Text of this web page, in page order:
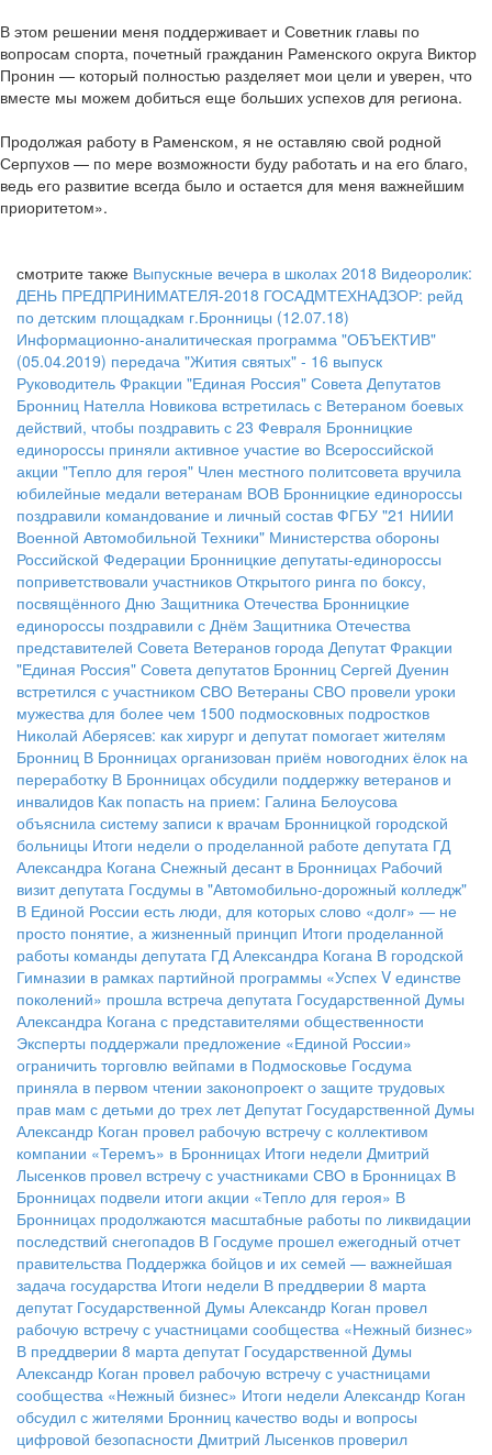
В этом решении меня поддерживает и Советник главы по
вопросам спорта, почетный гражданин Раменского округа Виктор
Пронин — который полностью разделяет мои цели и уверен, что
вместе мы можем добиться еще больших успехов для региона.
Продолжая работу в Раменском, я не оставляю свой родной
Серпухов — по мере возможности буду работать и на его благо,
ведь его развитие всегда было и остается для меня важнейшим
приоритетом».
смотрите также Выпускные вечера в школах 2018 Видеоролик:
ДЕНЬ ПРЕДПРИНИМАТЕЛЯ-2018 ГОСАДМТЕХНАДЗОР: рейд
по детским площадкам г.Бронницы (12.07.18)
Информационно-аналитическая программа "ОБЪЕКТИВ"
(05.04.2019) передача "Жития святых" - 16 выпуск
Руководитель Фракции "Единая Россия" Совета Депутатов
Бронниц Нателла Новикова встретилась с Ветераном боевых
действий, чтобы поздравить с 23 Февраля Бронницкие
единороссы приняли активное участие во Всероссийской
акции "Тепло для героя" Член местного политсовета вручила
юбилейные медали ветеранам ВОВ Бронницкие единороссы
поздравили командование и личный состав ФГБУ "21 НИИИ
Военной Автомобильной Техники" Министерства обороны
Российской Федерации Бронницкие депутаты-единороссы
поприветствовали участников Открытого ринга по боксу,
посвящённого Дню Защитника Отечества Бронницкие
единороссы поздравили с Днём Защитника Отечества
представителей Совета Ветеранов города Депутат Фракции
"Единая Россия" Совета депутатов Бронниц Сергей Дуенин
встретился с участником СВО Ветераны СВО провели уроки
мужества для более чем 1500 подмосковных подростков
Николай Аберясев: как хирург и депутат помогает жителям
Бронниц В Бронницах организован приём новогодних ёлок на
переработку В Бронницах обсудили поддержку ветеранов и
инвалидов Как попасть на прием: Галина Белоусова
объяснила систему записи к врачам Бронницкой городской
больницы Итоги недели о проделанной работе депутата ГД
Александра Когана Снежный десант в Бронницах Рабочий
визит депутата Госдумы в "Автомобильно-дорожный колледж"
В Единой России есть люди, для которых слово «долг» — не
просто понятие, а жизненный принцип Итоги проделанной
работы команды депутата ГД Александра Когана В городской
Гимназии в рамках партийной программы «Успех V единстве
поколений» прошла встреча депутата Государственной Думы
Александра Когана с представителями общественности
Эксперты поддержали предложение «Единой России»
ограничить торговлю вейпами в Подмосковье Госдума
приняла в первом чтении законопроект о защите трудовых
прав мам с детьми до трех лет Депутат Государственной Думы
Александр Коган провел рабочую встречу с коллективом
компании «Теремъ» в Бронницах Итоги недели Дмитрий
Лысенков провел встречу с участниками СВО в Бронницах В
Бронницах подвели итоги акции «Тепло для героя» В
Бронницах продолжаются масштабные работы по ликвидации
последствий снегопадов В Госдуме прошел ежегодный отчет
правительства Поддержка бойцов и их семей — важнейшая
задача государства Итоги недели В преддверии 8 марта
депутат Государственной Думы Александр Коган провел
рабочую встречу с участницами сообщества «Нежный бизнес»
В преддверии 8 марта депутат Государственной Думы
Александр Коган провел рабочую встречу с участницами
сообщества «Нежный бизнес» Итоги недели Александр Коган
обсудил с жителями Бронниц качество воды и вопросы
цифровой безопасности Дмитрий Лысенков проверил